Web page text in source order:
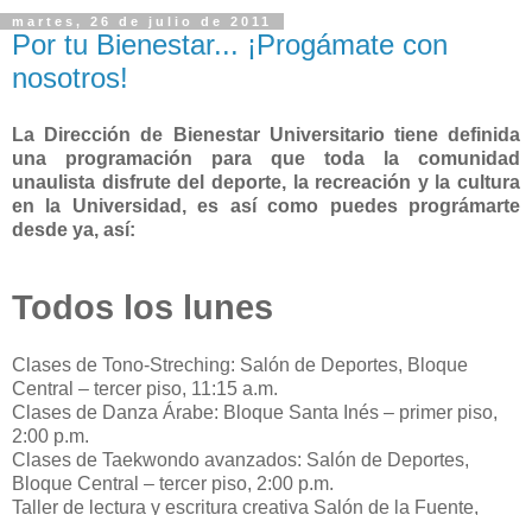
martes, 26 de julio de 2011
Por tu Bienestar... ¡Progámate con
nosotros!
La Dirección de Bienestar Universitario tiene definida
una programación para que toda la comunidad
unaulista disfrute del deporte, la recreación y la cultura
en la Universidad, es así como puedes prográmarte
desde ya, así:
Todos los lunes
Clases de Tono-Streching: Salón de Deportes, Bloque
Central – tercer piso, 11:15 a.m.
Clases de Danza Árabe: Bloque Santa Inés – primer piso,
2:00 p.m.
Clases de Taekwondo avanzados: Salón de Deportes,
Bloque Central – tercer piso, 2:00 p.m.
Taller de lectura y escritura creativa Salón de la Fuente,